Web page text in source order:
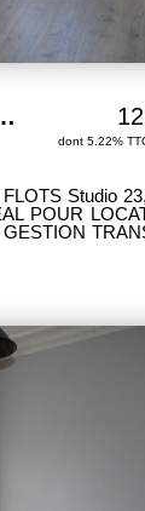
1 pièce 23.95 m2
dont 5.22%
LOCATIF .